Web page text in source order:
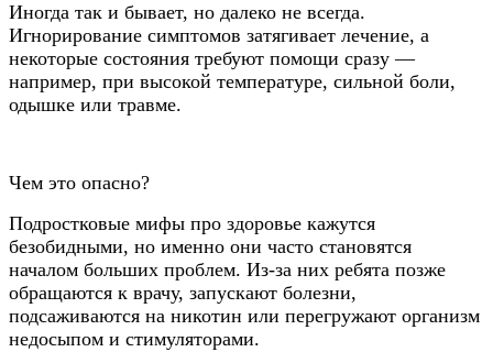
Иногда так и бывает, но далеко не всегда.
Игнорирование симптомов затягивает лечение, а
некоторые состояния требуют помощи сразу —
например, при высокой температуре, сильной боли,
одышке или травме.
Чем это опасно?
Подростковые мифы про здоровье кажутся
безобидными, но именно они часто становятся
началом больших проблем. Из-за них ребята позже
обращаются к врачу, запускают болезни,
подсаживаются на никотин или перегружают организм
недосыпом и стимуляторами.